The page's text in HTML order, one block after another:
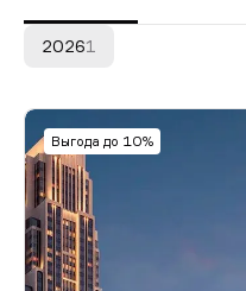
20261
Выгода до 10%